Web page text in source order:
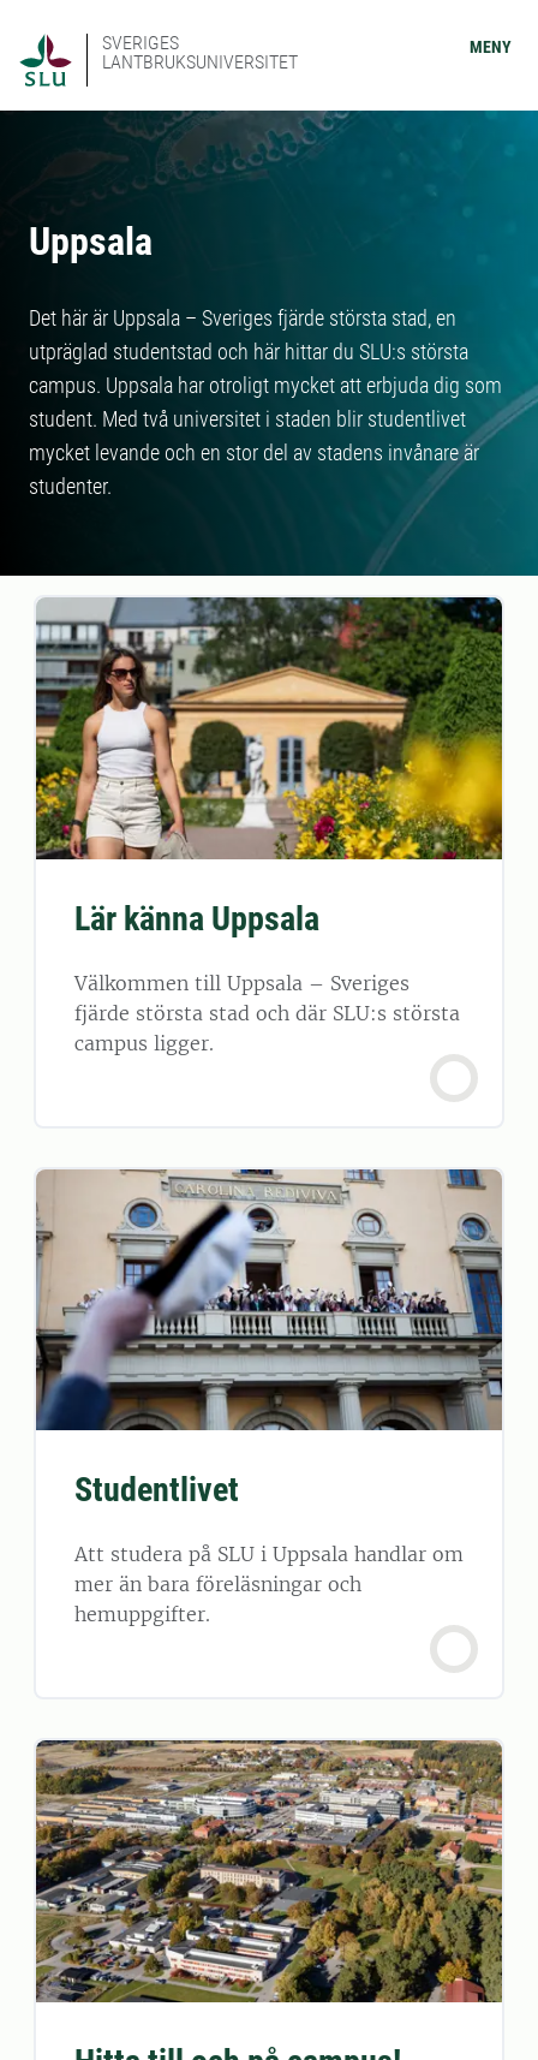
SVERIGES
LANTBRUKSUNIVERSITET
MENY
Uppsala
Det här är Uppsala – Sveriges fjärde största stad, en
utpräglad studentstad och här hittar du SLU:s största
campus. Uppsala har otroligt mycket att erbjuda dig som
student. Med två universitet i staden blir studentlivet
mycket levande och en stor del av stadens invånare är
studenter.
Lär känna Uppsala
Välkommen till Uppsala – Sveriges
fjärde största stad och där SLU:s största
campus ligger.
Studentlivet
Att studera på SLU i Uppsala handlar om
mer än bara föreläsningar och
hemuppgifter.